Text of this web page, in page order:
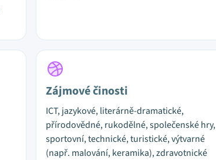
Zájmové činosti
ICT, jazykové, literárně-dramatické,
přírodovědné, rukodělné, společenské hry,
sportovní, technické, turistické, výtvarné
(např. malování, keramika), zdravotnické